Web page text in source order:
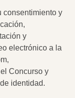
consentimiento y
y
electrónico a la
,
Concurso y
identidad.